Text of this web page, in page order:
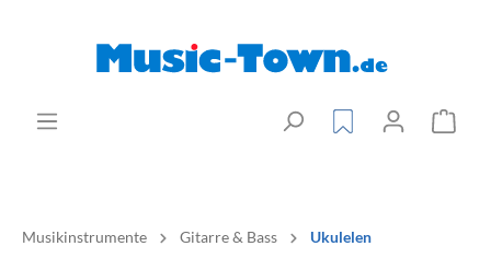
Musikinstrumente Gitarre & Bass Ukulelen